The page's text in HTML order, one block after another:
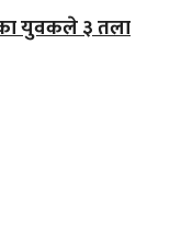
युवकले ३ तला